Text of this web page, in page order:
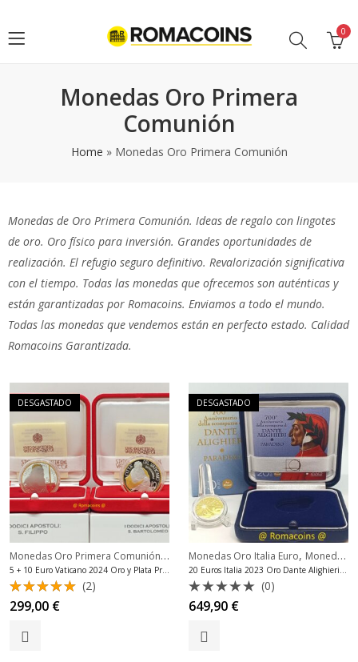
0
Monedas Oro Primera
Comunión
Home » Monedas Oro Primera Comunión
Monedas de Oro Primera Comunión. Ideas de regalo con lingotes
de oro. Oro físico para inversión. Grandes oportunidades de
realización. El refugio seguro definitivo. Revalorización significativa
con el tiempo. Todas las monedas que ofrecemos son auténticas y
están garantizadas por Romacoins. Enviamos a todo el mundo.
Todas las monedas que vendemos están en perfecto estado. Calidad
Romacoins Garantizada.
DESGASTADO
Monedas Oro Primera Comunión
,Monedas Plata Vaticano Euro
5 + 10 Euro Vaticano 2024 Oro y Plata Proof
Valorado
con5.00
de 5
(2)
299,00 €
DESGASTADO
Monedas Oro Italia Euro, Monedas Oro Primera Comunión
20 Euros Italia 2023 Oro Dante Alighieri Paradise Muy Rara
Valorado
con
de
(0)
649,90 €